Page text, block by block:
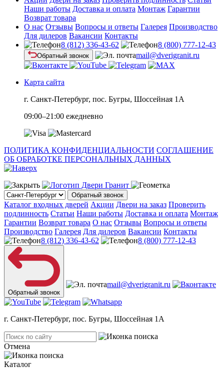
Наши работы Доставка и оплата Монтаж Гарантии
Возврат товара
О нас Отзывы Вопросы и ответы Галерея Производство
Для дилеров Вакансии Контакты
8 (812) 336-43-62
8 (800) 777-12-43
Обратный звонок mail@dverigranit.ru
Карта сайта
г. Санкт-Петербург, пос. Бугры, Шоссейная 1А
09:00–21:00 ежедневно
ПОЛИТИКА КОНФИДЕНЦИАЛЬНОСТИ СОГЛАШЕНИЕ
ОБ ОБРАБОТКЕ ПЕРСОНАЛЬНЫХ ДАННЫХ
Обратный звонок
Каталог входных дверей Акции Двери на заказ Проверить
подлинность Статьи Наши работы Доставка и оплата Монтаж
Гарантии Возврат товара О нас Отзывы Вопросы и ответы
Производство Галерея Для дилеров Вакансии Контакты
8 (812) 336-43-62
8 (800) 777-12-43
Обратный звонок
mail@dverigranit.ru
г. Санкт-Петербург, пос. Бугры, Шоссейная 1А
Отмена
Каталог